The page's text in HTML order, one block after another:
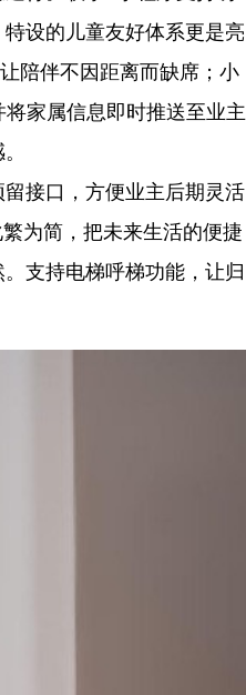
设的儿童友好体系更是亮
陪伴不因距离而缺席；小
家属信息即时推送至业主
接口，方便业主后期灵活
为简，把未来生活的便捷
支持电梯呼梯功能，让归